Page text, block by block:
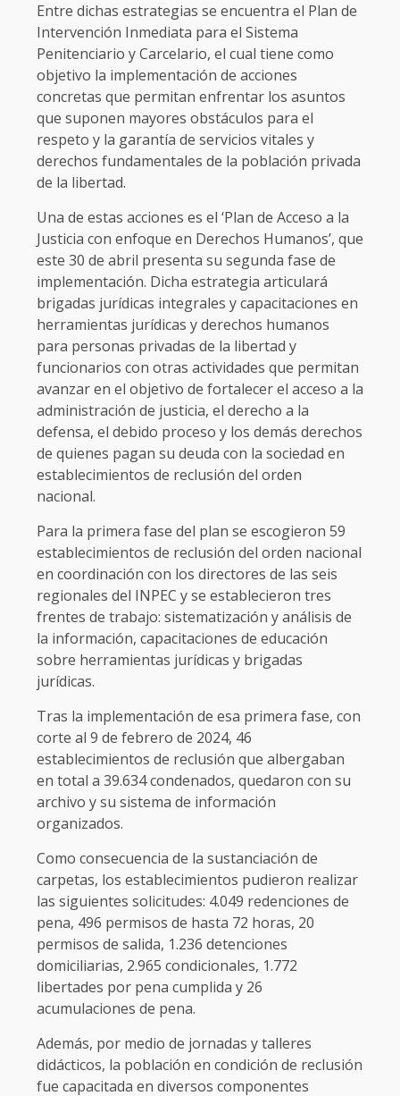
Entre dichas estrategias se encuentra el Plan de
Intervención Inmediata para el Sistema
Penitenciario y Carcelario, el cual tiene como
objetivo la implementación de acciones
concretas que permitan enfrentar los asuntos
que suponen mayores obstáculos para el
respeto y la garantía de servicios vitales y
derechos fundamentales de la población privada
de la libertad.
Una de estas acciones es el ‘Plan de Acceso a la
Justicia con enfoque en Derechos Humanos’, que
este 30 de abril presenta su segunda fase de
implementación. Dicha estrategia articulará
brigadas jurídicas integrales y capacitaciones en
herramientas jurídicas y derechos humanos
para personas privadas de la libertad y
funcionarios con otras actividades que permitan
avanzar en el objetivo de fortalecer el acceso a la
administración de justicia, el derecho a la
defensa, el debido proceso y los demás derechos
de quienes pagan su deuda con la sociedad en
establecimientos de reclusión del orden
nacional.
Para la primera fase del plan se escogieron 59
establecimientos de reclusión del orden nacional
en coordinación con los directores de las seis
regionales del INPEC y se establecieron tres
frentes de trabajo: sistematización y análisis de
la información, capacitaciones de educación
sobre herramientas jurídicas y brigadas
jurídicas.
Tras la implementación de esa primera fase, con
corte al 9 de febrero de 2024, 46
establecimientos de reclusión que albergaban
en total a 39.634 condenados, quedaron con su
archivo y su sistema de información
organizados.
Como consecuencia de la sustanciación de
carpetas, los establecimientos pudieron realizar
las siguientes solicitudes: 4.049 redenciones de
pena, 496 permisos de hasta 72 horas, 20
permisos de salida, 1.236 detenciones
domiciliarias, 2.965 condicionales, 1.772
libertades por pena cumplida y 26
acumulaciones de pena.
Además, por medio de jornadas y talleres
didácticos, la población en condición de reclusión
fue capacitada en diversos componentes